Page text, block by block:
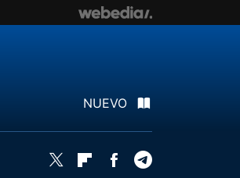
NUEVO
Twitter FlipboardFacebook